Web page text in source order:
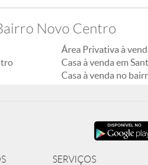
Novo Centro
Área Privativa à
Casa à venda em
Casa à venda no
SERVIÇOS